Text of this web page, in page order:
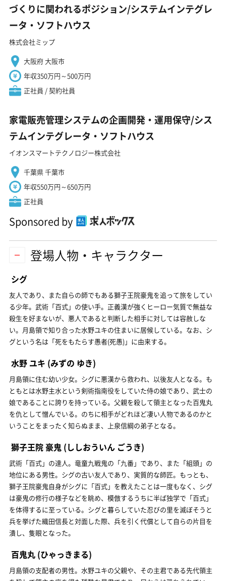
づくりに関われるポジション/システムインテグレ
ータ・ソフトハウス
株式会社ミップ
大阪府 大阪市
年収350万円～500万円
正社員 / 契約社員
家電販売管理システムの企画開発・運用保守/シス
テムインテグレータ・ソフトハウス
イオンスマートテクノロジー株式会社
千葉県 千葉市
年収550万円～650万円
正社員
Sponsored by
登場人物・キャラクター
シグ
友人であり、また自らの師でもある獅子王院豪鬼を追って旅をしてい
る少年。武術「百式」の使い手。正義漢が強くヒーロー気質で無益な
殺生を好まないが、悪人であると判断した相手に対しては容赦しな
い。月島領で知り合った水野ユキの住まいに居候している。なお、シ
グという名は「死をもたらす愚者(死愚)」に由来する。
水野 ユキ (みずの ゆき)
月島領に住む幼い少女。シグに悪漢から救われ、以後友人となる。も
ともとは水野主水という剣術指南役をしていた侍の娘であり、武士の
娘であることに誇りを持っている。父親を殺して領主となった百鬼丸
を仇として憎んでいる。のちに相手がどれほど凄い人物であるのかと
いうことをまったく知らぬまま、上泉信綱の弟子となる。
獅子王院 豪鬼 (ししおういん ごうき)
武術「百式」の達人。竜童九戦鬼の「九番」であり、また「組頭」の
地位にある男性。シグの古い友人であり、実質的な師匠。もっとも、
獅子王院豪鬼自身がシグに「百式」を教えたことは一度もなく、シグ
は豪鬼の修行の様子などを眺め、模倣するうちに半ば独学で「百式」
を体得するに至っている。シグと暮らしていた忍びの里を滅ぼそうと
兵を挙げた織田信長と対面した際、兵を引く代償として自らの片目を
潰し、隻眼となった。
百鬼丸 (ひゃっきまる)
月島領の支配者の男性。水野ユキの父親や、その主君である先代領主